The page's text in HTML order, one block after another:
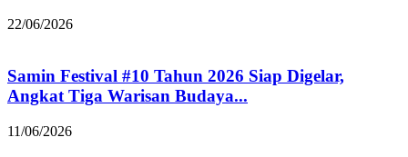
22/06/2026
Samin Festival #10 Tahun 2026 Siap Digelar,
Angkat Tiga Warisan Budaya...
11/06/2026